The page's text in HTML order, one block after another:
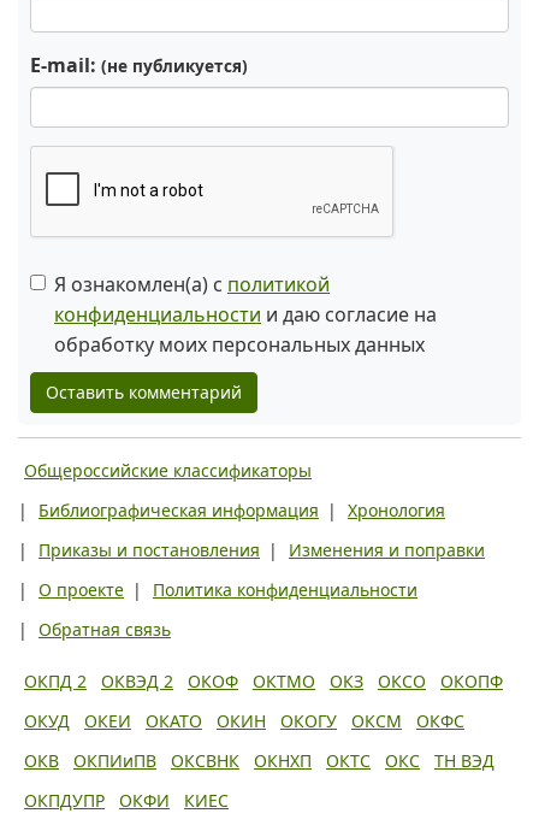
E-mail: (не публикуется)
Я ознакомлен(а) с политикой
конфиденциальности и даю согласие на
обработку моих персональных данных
Оставить комментарий
Общероссийские классификаторы
|
Библиографическая информация |
Хронология
|
Приказы и постановления |
Изменения и поправки
|
О проекте |
Политика конфиденциальности
|
Обратная связь
ОКПД 2 ОКВЭД 2 ОКОФ ОКТМО ОКЗ ОКСО
ОКОПФ
ОКУД
ОКЕИ ОКАТО ОКИН ОКОГУ ОКСМ
ОКФС
ОКВ
ОКПИиПВ ОКСВНК ОКНХП ОКТС ОКС
ТН ВЭД
ОКПДУПР
ОКФИ КИЕС